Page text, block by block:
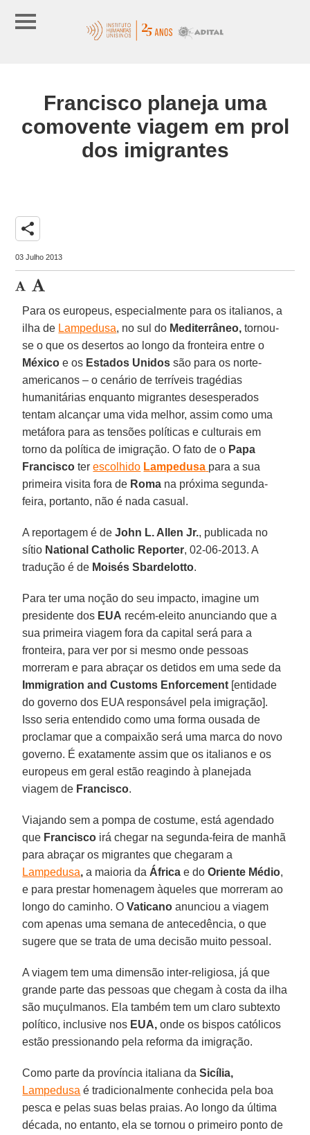
Francisco planeja uma
comovente viagem em prol
dos imigrantes
share
03 Julho 2013
Para os europeus, especialmente para os italianos, a
ilha de Lampedusa, no sul do Mediterrâneo, tornou-
se o que os desertos ao longo da fronteira entre o
México e os Estados Unidos são para os norte-
americanos – o cenário de terríveis tragédias
humanitárias enquanto migrantes desesperados
tentam alcançar uma vida melhor, assim como uma
metáfora para as tensões políticas e culturais em
torno da política de imigração. O fato de o Papa
Francisco terescolhido Lampedusa para a sua
primeira visita fora de Roma na próxima segunda-
feira, portanto, não é nada casual.
A reportagem é deJohn L. Allen Jr., publicada no
sítio National Catholic Reporter, 02-06-2013. A
tradução é de Moisés Sbardelotto.
Para ter uma noção do seu impacto, imagine um
presidente dos EUA recém-eleito anunciando que a
sua primeira viagem fora da capital será para a
fronteira, para ver por si mesmo onde pessoas
morreram e para abraçar os detidos em uma sede da
Immigration and Customs Enforcement [entidade
do governo dos EUA responsável pela imigração].
Isso seria entendido como uma forma ousada de
proclamar que a compaixão será uma marca do novo
governo. É exatamente assim que os italianos e os
europeus em geral estão reagindo à planejada
viagem de Francisco.
Viajando sem a pompa de costume, está agendado
que Francisco irá chegar na segunda-feira de manhã
para abraçar os migrantes que chegaram a
Lampedusa, a maioria da África e doOriente Médio,
e para prestar homenagem àqueles que morreram ao
longo do caminho. OVaticano anunciou a viagem
com apenas uma semana de antecedência, o que
sugere que se trata de uma decisão muito pessoal.
A viagem tem uma dimensão inter-religiosa, já que
grande parte das pessoas que chegam à costa da ilha
são muçulmanos. Ela também tem um claro subtexto
político, inclusive nos EUA, onde os bispos católicos
estão pressionando pela reforma da imigração.
Como parte da província italiana daSicília,
Lampedusa é tradicionalmente conhecida pela boa
pesca e pelas suas belas praias. Ao longo da última
década, no entanto, ela se tornou o primeiro ponto de